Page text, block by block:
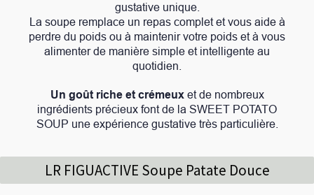
gustative unique.
La soupe remplace un repas complet et vous aide à
perdre du poids ou à maintenir votre poids et à vous
alimenter de manière simple et intelligente au
quotidien.
Un goût riche et crémeuxet de nombreux
ingrédients précieux font de la SWEET POTATO
SOUP une expérience gustative très particulière.
LR FIGUACTIVE Soupe Patate Douce